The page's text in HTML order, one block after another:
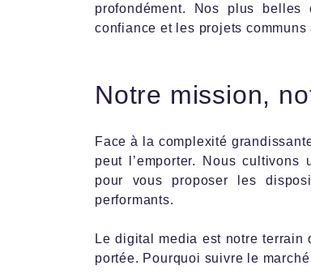
profondément. Nos plus
confiance et les projets
Notre mission,
Face à la complexité
peut l’emporter. Nous cultivons
pour vous proposer les
performants.
Le digital media est notre terrain
portée. Pourquoi suivre le